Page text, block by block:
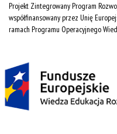
Projekt Zintegrowany Program
współfinansowany przez Unię
ramach Programu Operacyjnego